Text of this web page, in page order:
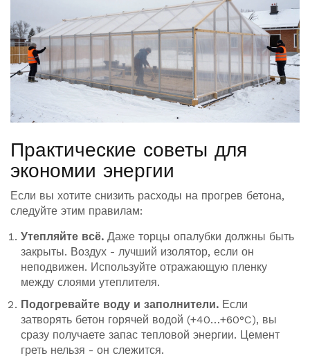
Практические советы для
экономии энергии
Если вы хотите снизить расходы на прогрев бетона,
следуйте этим правилам:
Утепляйте всё. Даже торцы опалубки должны быть
закрыты. Воздух - лучший изолятор, если он
неподвижен. Используйте отражающую пленку
между слоями утеплителя.
Подогревайте воду и заполнители. Если
затворять бетон горячей водой (+40…+60°C), вы
сразу получаете запас тепловой энергии. Цемент
греть нельзя - он слежится.